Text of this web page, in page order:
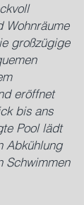
Wohnräume
großzügige
eröffnet
bis ans
Pool lädt
Abkühlung
Schwimmen